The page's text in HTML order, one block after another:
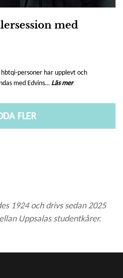
med
personer har upplevt och
med Edvins… Läs mer
FLER
1924 och drivs sedan 2025
Uppsalas studentkårer.